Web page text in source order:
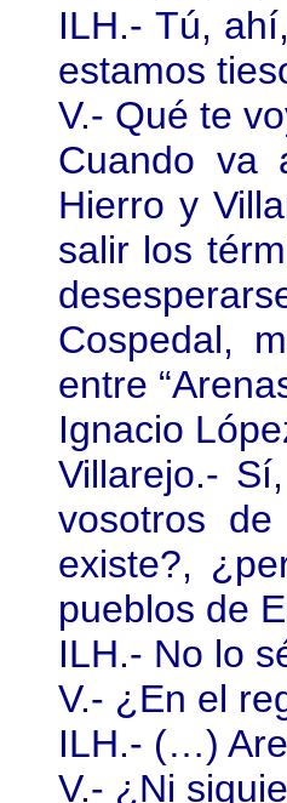
ILH.- Tú,
estamos
V.- Qué te
Cuando va
Hierro y
salir los
Cospedal,
entre
Ignacio
Villarejo.-
vosotros
existe?,
pueblos de
ILH.- No lo
V.- ¿En el
ILH.- (…)
V.- ¿Ni